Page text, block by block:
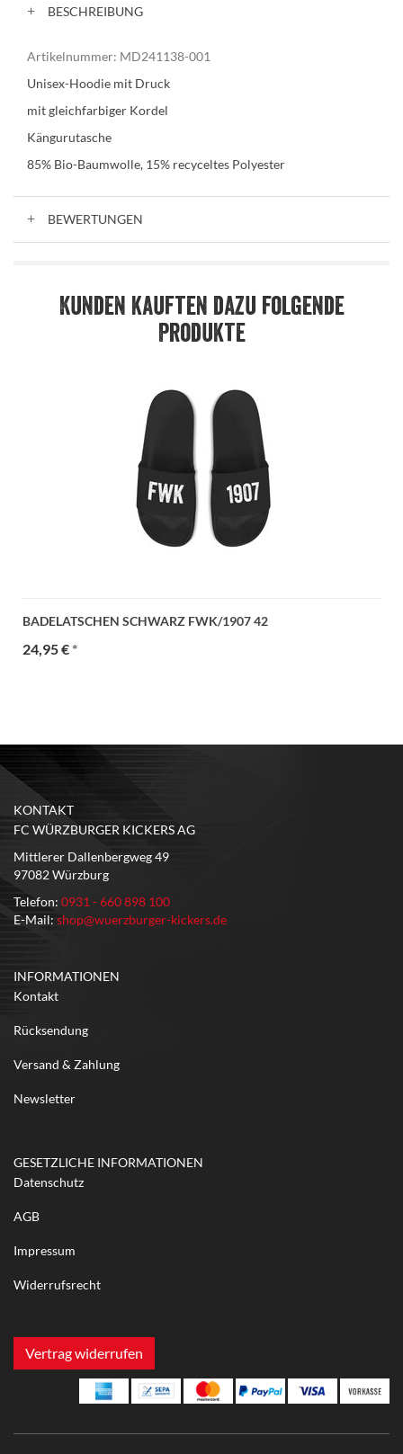
BESCHREIBUNG
Artikelnummer: MD241138-001
Unisex-Hoodie mit Druck
mit gleichfarbiger Kordel
Kängurutasche
85% Bio-Baumwolle, 15% recyceltes Polyester
BEWERTUNGEN
Kunden kauften dazu folgende
Produkte
BADELATSCHEN SCHWARZ FWK/1907 42
24,95 €*
KONTAKT
FC WÜRZBURGER KICKERS AG
Mittlerer Dallenbergweg 49
97082 Würzburg
Telefon: 0931 - 660 898 100
E-Mail: shop@wuerzburger-kickers.de
INFORMATIONEN
Kontakt
Rücksendung
Versand & Zahlung
Newsletter
GESETZLICHE INFORMATIONEN
Datenschutz
AGB
Impressum
Widerrufsrecht
Vertrag widerrufen